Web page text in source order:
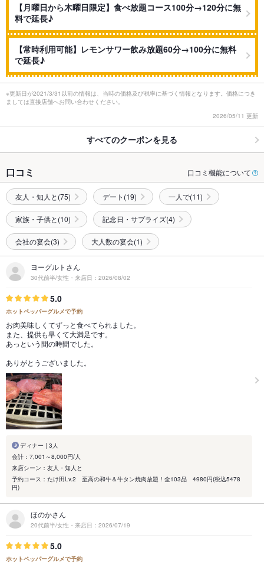
【月曜日から木曜日限定】食べ放題コース100分→120分に無
料で延長♪
【常時利用可能】レモンサワー飲み放題60分→100分に無料
で延長♪
※更新日が2021/3/31以前の情報は、当時の価格及び税率に基づく情報となります。価格につき
ましては直接店舗へお問い合わせください。
2026/05/11 更新
すべてのクーポンを見る
口コミ 口コミ機能について
友人・知人と(75) デート(19) 一人で(11)
家族・子供と(10) 記念日・サプライズ(4)
会社の宴会(3) 大人数の宴会(1)
ヨーグルトさん
30代前半/女性・来店日：2026/08/02
5.0
ホットペッパーグルメで予約
お肉美味しくてずっと食べてられました。
また、提供も早くて大満足です。
あっという間の時間でした。
ありがとうございました。
ディナー | 3人
会計：7,001～8,000円/人
来店シーン：友人・知人と
予約コース：たけ田Lv.2 至高の和牛＆牛タン焼肉放題！全103品 4980円(税込5478
円)
ほのかさん
20代前半/女性・来店日：2026/07/19
5.0
ホットペッパーグルメで予約